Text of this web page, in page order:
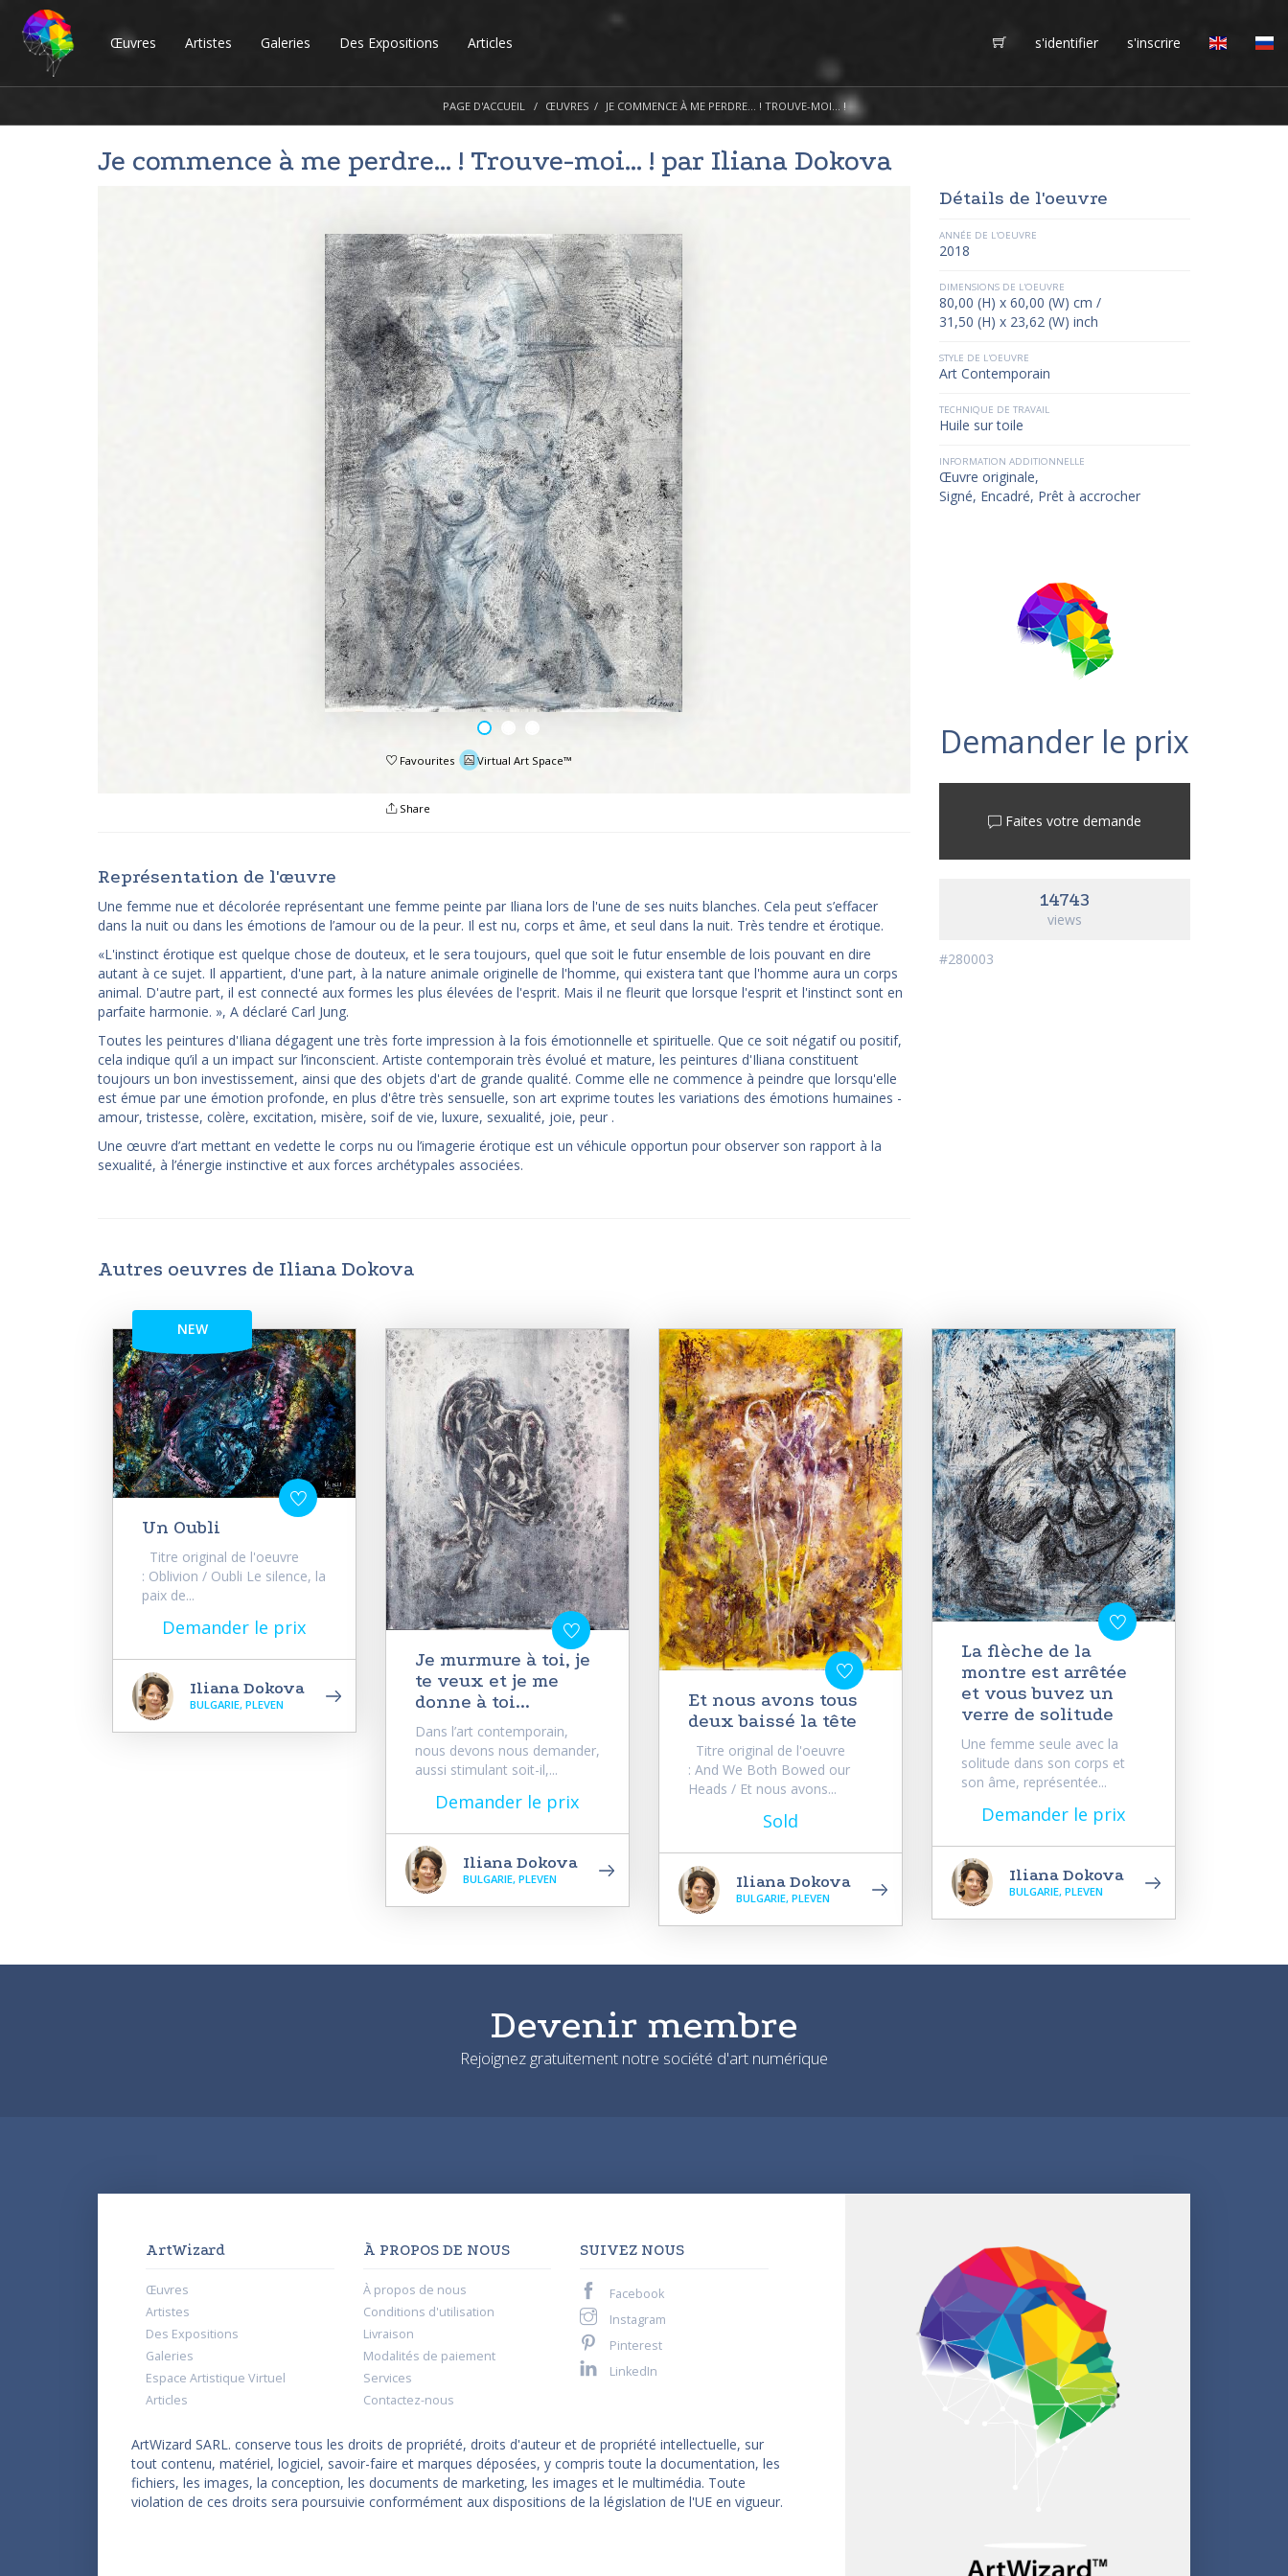
Œuvres Artistes Galeries Des Expositions Articles s'identifier s'inscrire
PAGE D'ACCUEIL ŒUVRES JE COMMENCE À ME PERDRE... ! TROUVE-MOI... !
Je commence à me perdre... ! Trouve-moi... ! par Iliana Dokova
Favourites Virtual Art Space™
Share
Représentation de l'œuvre
Une femme nue et décolorée représentant une femme peinte par Iliana lors de l'une de ses nuits blanches. Cela peut s’effacer
dans la nuit ou dans les émotions de l’amour ou de la peur. Il est nu, corps et âme, et seul dans la nuit. Très tendre et érotique.
«L'instinct érotique est quelque chose de douteux, et le sera toujours, quel que soit le futur ensemble de lois pouvant en dire
autant à ce sujet. Il appartient, d'une part, à la nature animale originelle de l'homme, qui existera tant que l'homme aura un corps
animal. D'autre part, il est connecté aux formes les plus élevées de l'esprit. Mais il ne fleurit que lorsque l'esprit et l'instinct sont en
parfaite harmonie. », A déclaré Carl Jung.
Toutes les peintures d'Iliana dégagent une très forte impression à la fois émotionnelle et spirituelle. Que ce soit négatif ou positif,
cela indique qu’il a un impact sur l’inconscient. Artiste contemporain très évolué et mature, les peintures d'Iliana constituent
toujours un bon investissement, ainsi que des objets d'art de grande qualité. Comme elle ne commence à peindre que lorsqu'elle
est émue par une émotion profonde, en plus d'être très sensuelle, son art exprime toutes les variations des émotions humaines -
amour, tristesse, colère, excitation, misère, soif de vie, luxure, sexualité, joie, peur .
Une œuvre d’art mettant en vedette le corps nu ou l’imagerie érotique est un véhicule opportun pour observer son rapport à la
sexualité, à l’énergie instinctive et aux forces archétypales associées.
Détails de l'oeuvre
ANNÉE DE L'OEUVRE
2018
DIMENSIONS DE L'OEUVRE
80,00 (H) x 60,00 (W) cm /
31,50 (H) x 23,62 (W) inch
STYLE DE L'OEUVRE
Art Contemporain
TECHNIQUE DE TRAVAIL
Huile sur toile
INFORMATION ADDITIONNELLE
Œuvre originale,
Signé, Encadré, Prêt à accrocher
Demander le prix
Faites votre demande
14743
views
#280003
Autres oeuvres de Iliana Dokova
NEW
Un Oubli
Titre original de l'oeuvre
: Oblivion / Oubli Le silence, la
paix de...
Demander le prix
Iliana Dokova
BULGARIE, PLEVEN
Je murmure à toi, je
te veux et je me
donne à toi...
Dans l’art contemporain,
nous devons nous demander,
aussi stimulant soit-il,...
Demander le prix
Iliana Dokova
BULGARIE, PLEVEN
Et nous avons tous
deux baissé la tête
Titre original de l'oeuvre
: And We Both Bowed our
Heads / Et nous avons...
Sold
Iliana Dokova
BULGARIE, PLEVEN
La flèche de la
montre est arrêtée
et vous buvez un
verre de solitude
Une femme seule avec la
solitude dans son corps et
son âme, représentée...
Demander le prix
Iliana Dokova
BULGARIE, PLEVEN
Devenir membre
Rejoignez gratuitement notre société d'art numérique
ArtWizard
Œuvres
Artistes
Des Expositions
Galeries
Espace Artistique Virtuel
Articles
À PROPOS DE NOUS
À propos de nous
Conditions d'utilisation
Livraison
Modalités de paiement
Services
Contactez-nous
SUIVEZ NOUS
Facebook
Instagram
Pinterest
LinkedIn
ArtWizard SARL. conserve tous les droits de propriété, droits d'auteur et de propriété intellectuelle, sur
tout contenu, matériel, logiciel, savoir-faire et marques déposées, y compris toute la documentation, les
fichiers, les images, la conception, les documents de marketing, les images et le multimédia. Toute
violation de ces droits sera poursuivie conformément aux dispositions de la législation de l'UE en vigueur.